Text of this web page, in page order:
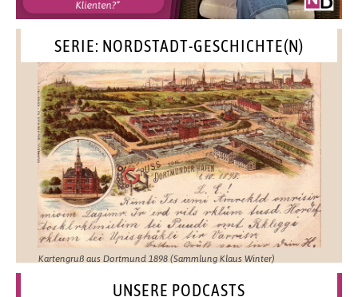
SERIE: NORDSTADT-GESCHICHTE(N)
Kartengruß aus Dortmund 1898 (Sammlung Klaus Winter)
UNSERE PODCASTS